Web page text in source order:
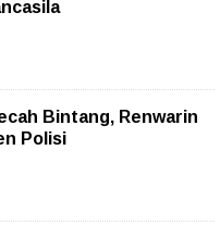
Bintang, Renwarin
Polisi